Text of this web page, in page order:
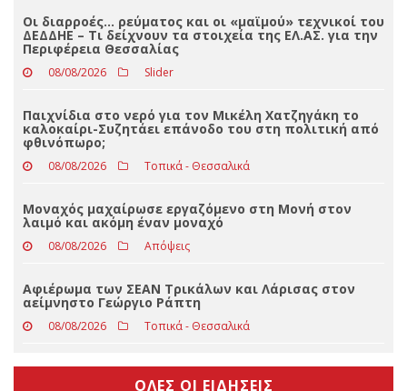
Μια μοναδική μουσική βραδιά με την Ελένη
Τσαλιγοπούλου στη Φαρκαδόνα
08/08/2026
ΔΕΔΔΗΕ – Τι δείχνουν τα στοιχεία της ΕΛ.ΑΣ. για την
Περιφέρεια Θεσσαλίας
08/08/2026
καλοκαίρι-Συζητάει επάνοδο του στη πολιτική από
φθινόπωρο;
08/08/2026 Τοπικά - Θεσσαλικά
Μοναχός μαχαίρωσε εργαζόμενο στη Μονή στον
λαιμό και ακόμη έναν μοναχό
08/08/2026 Απόψεις
Αφιέρωμα των ΣΕΑΝ Τρικάλων και Λάρισας στον
αείμνηστο Γεώργιο Ράπτη